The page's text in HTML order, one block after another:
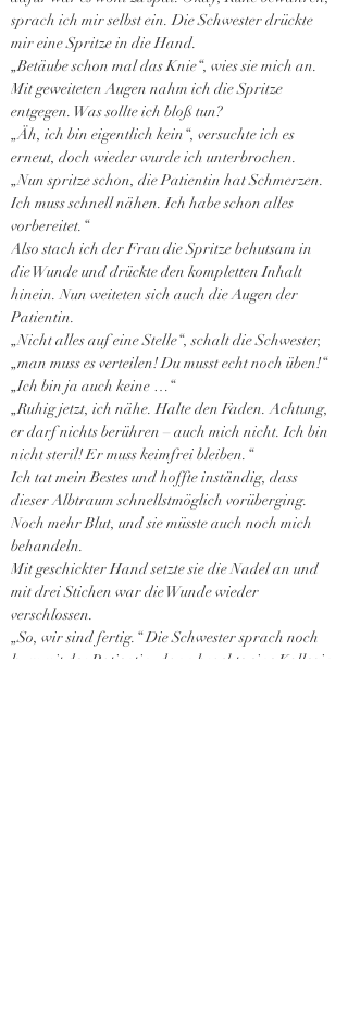
sprach ich mir selbst ein. Die Schwester drückte
mir eine Spritze in die Hand.
„Betäube schon mal das Knie“, wies sie mich an.
Mit geweiteten Augen nahm ich die Spritze
entgegen. Was sollte ich bloß tun?
„Äh, ich bin eigentlich kein“, versuchte ich es
erneut, doch wieder wurde ich unterbrochen.
„Nun spritze schon, die Patientin hat Schmerzen.
Ich muss schnell nähen. Ich habe schon alles
vorbereitet.“
Also stach ich der Frau die Spritze behutsam in
die Wunde und drückte den kompletten Inhalt
hinein. Nun weiteten sich auch die Augen der
Patientin.
„Nicht alles auf eine Stelle“, schalt die Schwester,
„man muss es verteilen! Du musst echt noch üben!“
„Ich bin ja auch keine …“
„Ruhig jetzt, ich nähe. Halte den Faden. Achtung,
er darf nichts berühren – auch mich nicht. Ich bin
nicht steril! Er muss keimfrei bleiben.“
Ich tat mein Bestes und hoffte inständig, dass
dieser Albtraum schnellstmöglich vorüberging.
Noch mehr Blut, und sie müsste auch noch mich
behandeln.
Mit geschickter Hand setzte sie die Nadel an und
mit drei Stichen war die Wunde wieder
verschlossen.
„So, wir sind fertig.“ Die Schwester sprach noch
kurz mit der Patientin, dann brachte eine Kollegin